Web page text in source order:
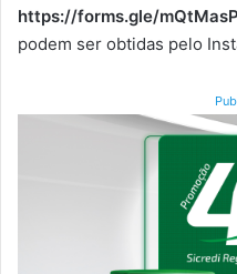
https://forms.gle/
podem ser obtidas pelo